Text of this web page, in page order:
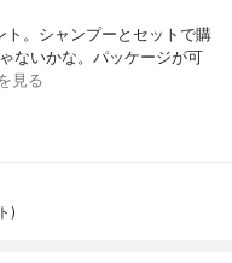
。シャンプーとセットで購
ないかな。パッケージが可
見る
)